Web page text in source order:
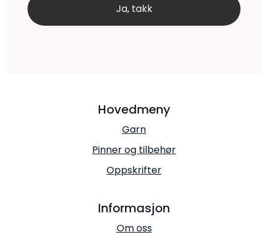
Hovedmeny
Garn
Pinner og tilbehør
Oppskrifter
Informasjon
Om oss